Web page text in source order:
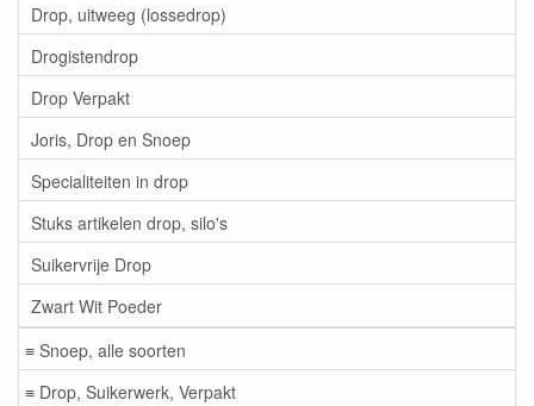
Drop, uitweeg (lossedrop)
Drogistendrop
Drop Verpakt
Joris, Drop en Snoep
Specialiteiten in drop
Stuks artikelen drop, silo's
Suikervrije Drop
Zwart Wit Poeder
≡ Snoep, alle soorten
≡ Drop, Suikerwerk, Verpakt